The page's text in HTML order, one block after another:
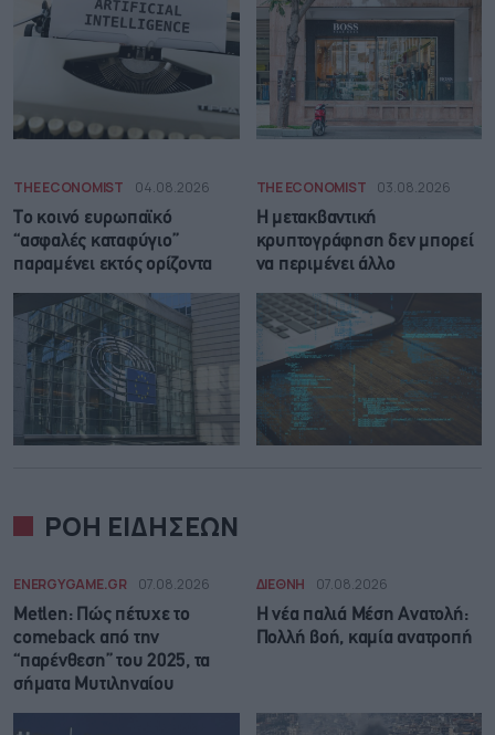
THE ECONOMIST 04.08.2026
Το κοινό ευρωπαϊκό
“ασφαλές καταφύγιο”
παραμένει εκτός ορίζοντα
THE ECONOMIST 03.08.2026
Η μετακβαντική
κρυπτογράφηση δεν μπορεί
να περιμένει άλλο
ΡΟΗ ΕΙΔΗΣΕΩΝ
ENERGYGAME.GR 07.08.2026
Metlen: Πώς πέτυχε το
comeback από την
“παρένθεση” του 2025, τα
σήματα Μυτιληναίου
ΔΙΕΘΝΗ 07.08.2026
Η νέα παλιά Μέση Ανατολή:
Πολλή βοή, καμία ανατροπή